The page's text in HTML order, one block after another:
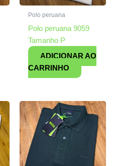
Polo peruana
Polo peruana 9059
Tamanho P
ADICIONAR AO
CARRINHO